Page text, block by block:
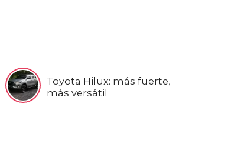
Toyota Hilux: más fuerte,
más versátil